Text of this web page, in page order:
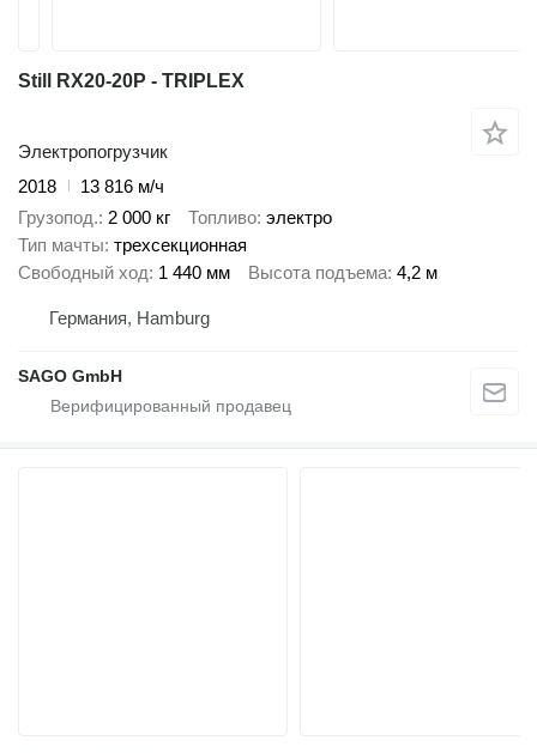
Still RX20-20P - TRIPLEX
Электропогрузчик
2018
13 816 м/ч
Грузопод. 2 000 кг Топливо электро
Тип мачты трехсекционная
Свободный ход 1 440 мм Высота подъема 4,2 м
Германия, Hamburg
SAGO GmbH